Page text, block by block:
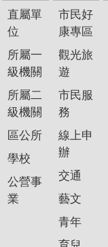
直屬單
位
所屬一
級機關
所屬二
級機關
區公所
學校
公營事
業
市民好
康專區
觀光旅
遊
市民服
務
線上申
辦
交通
藝文
青年